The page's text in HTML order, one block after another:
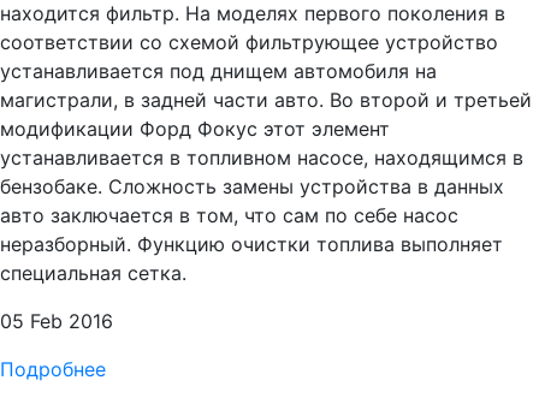
находится фильтр. На моделях первого поколения в
соответствии со схемой фильтрующее устройство
устанавливается под днищем автомобиля на
магистрали, в задней части авто. Во второй и третьей
модификации Форд Фокус этот элемент
устанавливается в топливном насосе, находящимся в
бензобаке. Сложность замены устройства в данных
авто заключается в том, что сам по себе насос
неразборный. Функцию очистки топлива выполняет
специальная сетка.
05 Feb 2016
Подробнее